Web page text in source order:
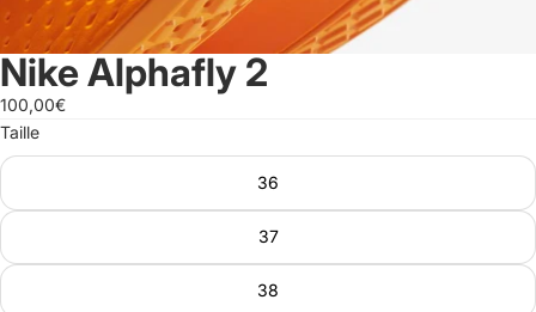
Nike Alphafly 2
100,00€
Taille
36
37
38